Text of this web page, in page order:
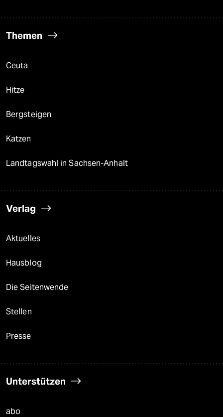
Themen
Ceuta
Hitze
Bergsteigen
Katzen
Landtagswahl in Sachsen-Anhalt
Verlag
Aktuelles
Hausblog
Die Seitenwende
Stellen
Presse
Unterstützen
abo